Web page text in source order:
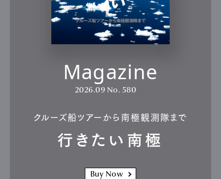
Magazine
2026.09 No. 580
クルーズ船ツアーから南極観測隊まで
行きたい南極
Buy Now